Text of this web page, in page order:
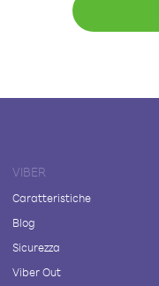
VIBER
Caratteristiche
Blog
Sicurezza
Viber Out